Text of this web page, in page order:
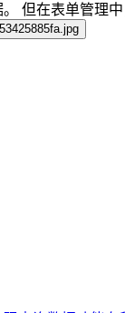
但在表单管理